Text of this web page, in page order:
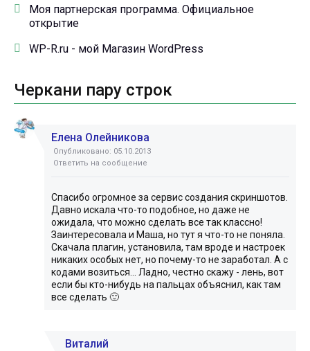
Моя партнерская программа. Официальное
открытие
WP-R.ru - мой Магазин WordPress
Черкани пару строк
Елена Олейникова
Опубликовано: 05.10.2013
Ответить на сообщение
Спасибо огромное за сервис создания скриншотов.
Давно искала что-то подобное, но даже не
ожидала, что можно сделать все так классно!
Заинтересовала и Маша, но тут я что-то не поняла.
Скачала плагин, установила, там вроде и настроек
никаких особых нет, но почему-то не заработал. А с
кодами возиться... Ладно, честно скажу - лень, вот
если бы кто-нибудь на пальцах объяснил, как там
все сделать 🙂
Виталий